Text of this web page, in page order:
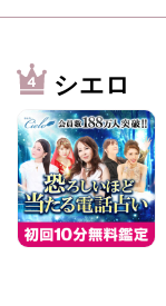
シエロ